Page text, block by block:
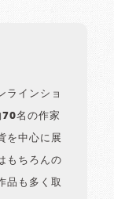
ラインショ
名の作家
を中心に展
もちろんの
品も多く取